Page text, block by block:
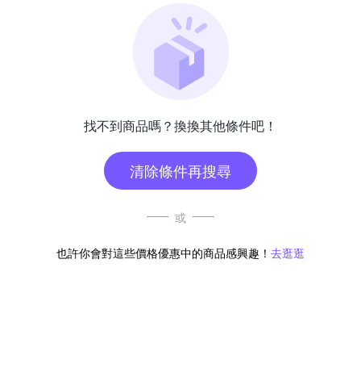
找不到商品嗎？換換其他條件吧！
清除條件再搜尋
或
也許你會對這些價格優惠中的商品感興趣！ 去逛逛